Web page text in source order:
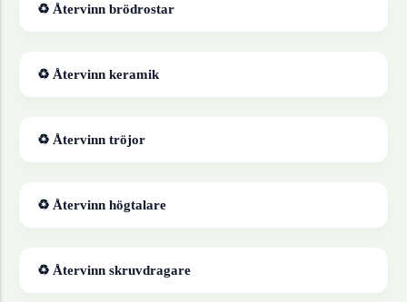
♻ Återvinn brödrostar
♻ Återvinn keramik
♻ Återvinn tröjor
♻ Återvinn högtalare
♻ Återvinn skruvdragare